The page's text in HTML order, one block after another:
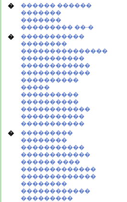
�
������ ������
�������
�������
��������� ��-�
�
�����������
��������
���������������
�����������
������������
������������
����������
�����
����������
����������
������������
�����������
�����������
�
���������
��������
�����������
������������
������ ����
�������������
�������������
��������
������������
���������